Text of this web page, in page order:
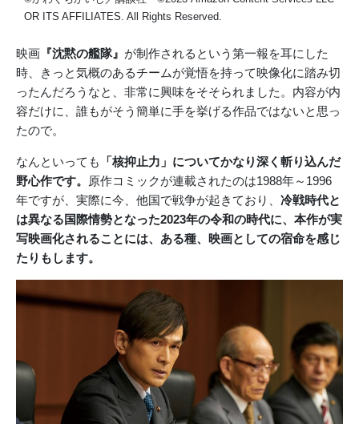
OR ITS AFFILIATES. All Rights Reserved.
映画 『沈黙の艦隊』 が制作されるという第一報を耳にした
時、きっと気概のあるチームが覚悟を持って映像化に踏み切
ったんだろうなと、非常に興味をそそられました。内容が内
容だけに、誰もがそう簡単に手を挙げる作品ではないと思っ
たので。
なんといっても
「核抑止力」についてかなり深く斬り込んだ
野心作です。
原作コミックが連載されたのは1988年～1996
年ですが、実際に今、他国で戦争が起きており、 冷戦時代と
は異なる国際情勢となった2023年の令和の時代に、本作が実
写映画化されることには、ある種、映画としての宿命を感じ
たりもします。